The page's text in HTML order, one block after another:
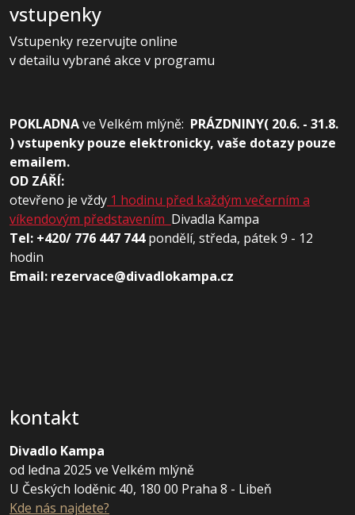
vstupenky
Vstupenky rezervujte online
v detailu vybrané akce v programu
POKLADNAve Velkém mlýně: PRÁZDNINY( 20.6. - 31.8.
) vstupenky pouze elektronicky, vaše dotazy pouze
emailem.
OD ZÁŘÍ:
otevřeno je vždy 1 hodinu před každým večerním a
víkendovým představením Divadla Kampa
Tel: +420/ 776 447 744pondělí, středa, pátek 9 - 12
hodin
Email: rezervace@divadlokampa.cz
kontakt
Divadlo Kampa
od ledna 2025 ve Velkém mlýně
U Českých loděnic 40, 180 00 Praha 8 - Libeň
Kde nás najdete?